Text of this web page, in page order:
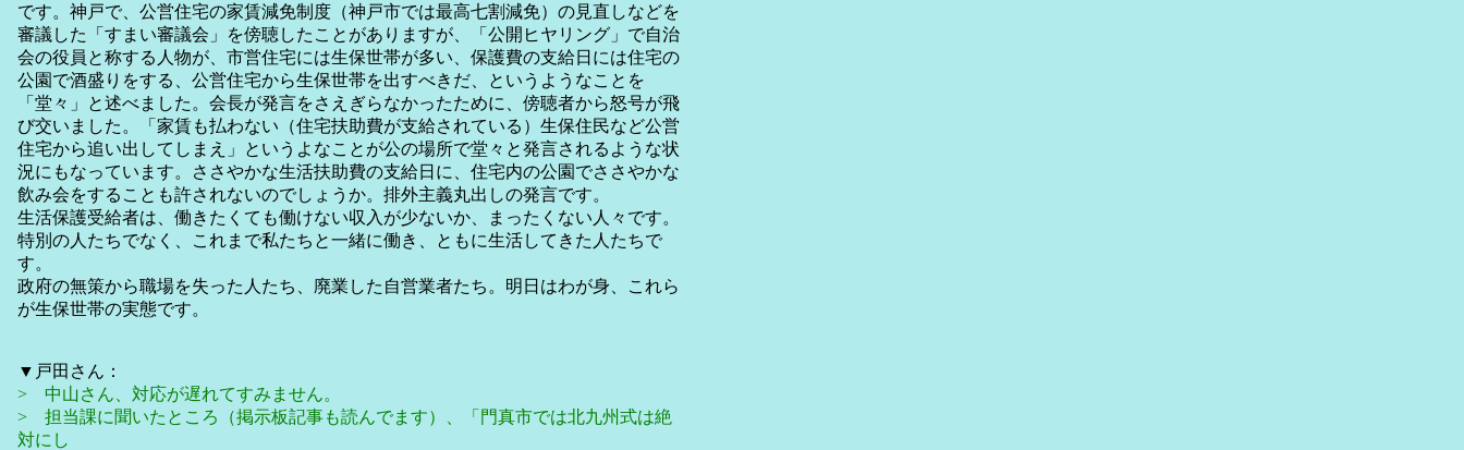
です。神戸で、公営住宅の家賃減免制度（神戸市では最高七割減免）の見直しなどを
審議した「すまい審議会」を傍聴したことがありますが、「公開ヒヤリング」で自治
会の役員と称する人物が、市営住宅には生保世帯が多い、保護費の支給日には住宅の
公園で酒盛りをする、公営住宅から生保世帯を出すべきだ、というようなことを
「堂々」と述べました。会長が発言をさえぎらなかったために、傍聴者から怒号が飛
び交いました。「家賃も払わない（住宅扶助費が支給されている）生保住民など公営
住宅から追い出してしまえ」というよなことが公の場所で堂々と発言されるような状
況にもなっています。ささやかな生活扶助費の支給日に、住宅内の公園でささやかな
飲み会をすることも許されないのでしょうか。排外主義丸出しの発言です。
生活保護受給者は、働きたくても働けない収入が少ないか、まったくない人々です。
特別の人たちでなく、これまで私たちと一緒に働き、ともに生活してきた人たちで
す。
政府の無策から職場を失った人たち、廃業した自営業者たち。明日はわが身、これら
が生保世帯の実態です。
▼戸田さん：
> 中山さん、対応が遅れてすみません。
> 担当課に聞いたところ（掲示板記事も読んでます）、「門真市では北九州式は絶
対にし